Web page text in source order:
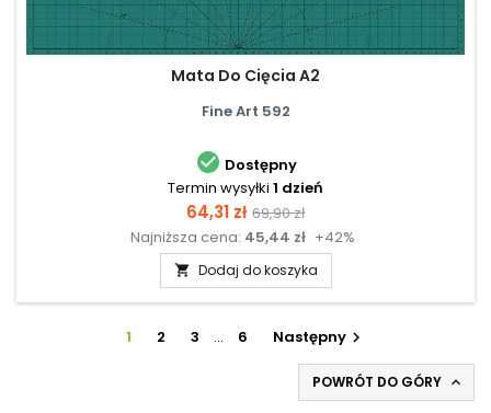
Mata Do Cięcia A2
Fine Art 592
 Dostępny
Termin wysyłki 1 dzień
Cena
64,31 zł Cena
podstawowa
69,90 zł
Najniższa cena: 45,44 zł +42%
 Dodaj do koszyka
1 2 3 … 6 Następny
POWRÓT DO GÓRY 